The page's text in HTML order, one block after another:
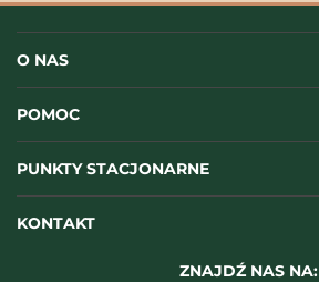
O NAS
POMOC
PUNKTY STACJONARNE
KONTAKT
ZNAJDŹ NAS NA: